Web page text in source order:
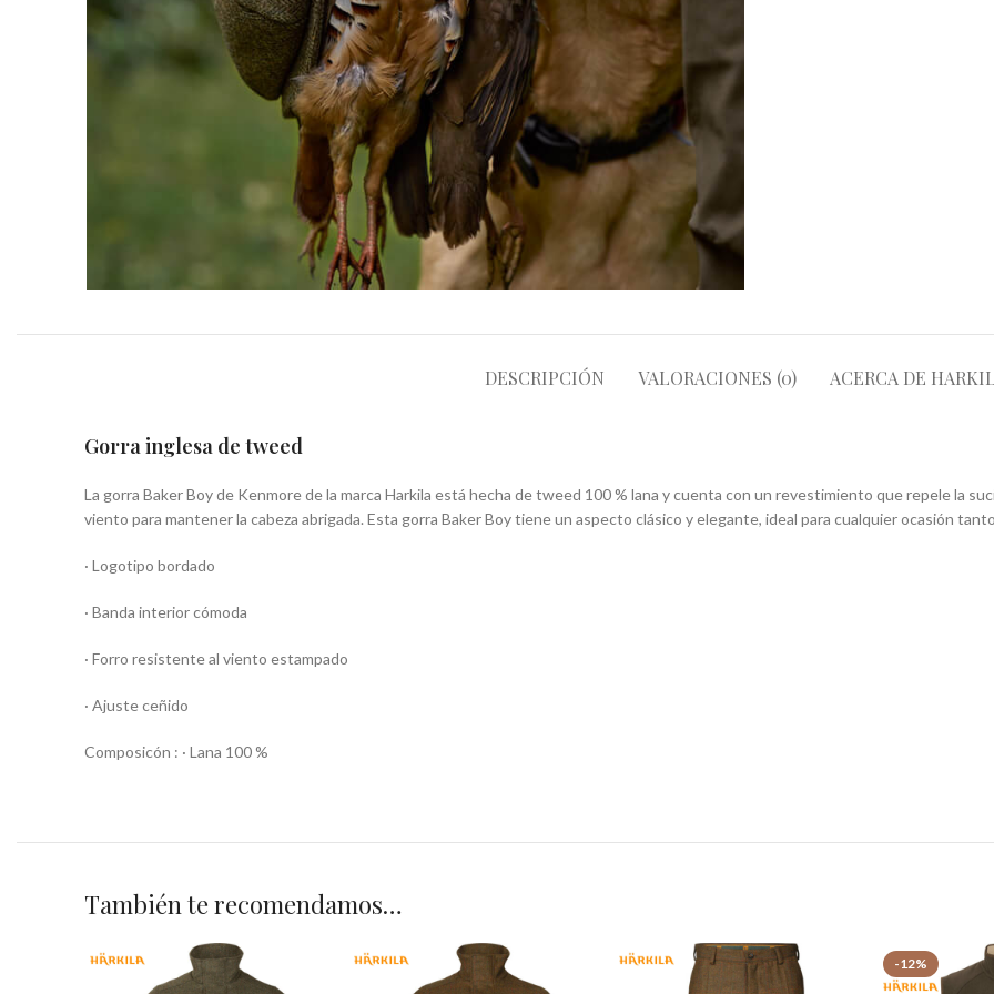
DESCRIPCIÓN VALORACIONES (0) ACERCA DE
Gorra inglesa de tweed
La gorra Baker Boy de Kenmore de la marca Harkila está hecha de tweed 100 % lana y cuenta con un revestimiento que repele la
viento para mantener la cabeza abrigada. Esta gorra Baker Boy tiene un aspecto clásico y elegante, ideal para cualquier ocasión
· Logotipo bordado
· Banda interior cómoda
· Forro resistente al viento estampado
· Ajuste ceñido
Composicón : · Lana 100 %
También te recomendamos…
-12%